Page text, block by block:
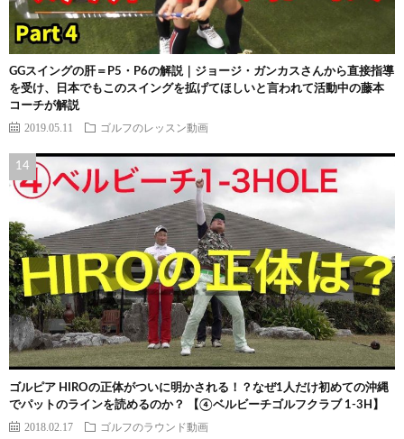
GGスイングの肝＝P5・P6の解説｜ジョージ・ガンカスさんから直接指導
を受け、日本でもこのスイングを拡げてほしいと言われて活動中の藤本
コーチが解説
2019.05.11 ゴルフのレッスン動画
ゴルピア HIROの正体がついに明かされる！？なぜ1人だけ初めての沖縄
でパットのラインを読めるのか？ 【④ベルビーチゴルフクラブ 1-3H】
2018.02.17 ゴルフのラウンド動画